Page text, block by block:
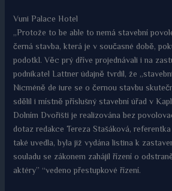
Vuni Palace Hotel
„Protože to be able to nemá stavební
černá stavba, která je v současné době,
podotkl. Věc prý dříve projednávali i na
podnikatel Lattner údajně tvrdil, že
Nicméně de iure se o černou stavbu
sdělil i místně příslušný stavební úřad v
Dolním Dvořišti je realizována bez
dotaz redakce Tereza Stašáková,
také uvedla, byla již vydána listina k
souladu se zákonem zahájil řízení o
aktéry” “vedeno přestupkové řízení.